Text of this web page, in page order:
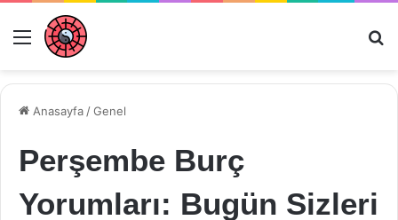
Menü
Anasayfa /Genel
Perşembe Burç
Yorumları: Bugün Sizleri